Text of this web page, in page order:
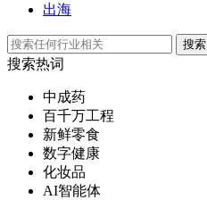
出海
搜索
搜索热词
中成药
百千万工程
新鲜零食
数字健康
化妆品
AI智能体